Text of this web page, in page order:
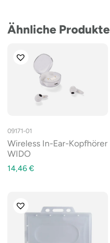
Ähnliche Produkte
09171-01
Wireless In-Ear-Kopfhörer
WIDO
14,46 €